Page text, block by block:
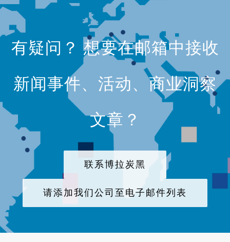
有疑问？ 想要在邮箱中接收
新闻事件、活动、商业洞察
文章？
联系博拉炭黑
请添加我们公司至电子邮件列表